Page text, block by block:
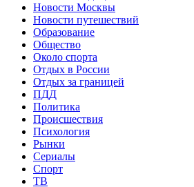
Новости Москвы
Новости путешествий
Образование
Общество
Около спорта
Отдых в России
Отдых за границей
ПДД
Политика
Происшествия
Психология
Рынки
Сериалы
Спорт
ТВ